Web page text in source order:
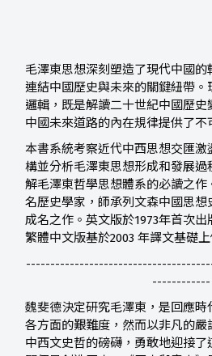
毛澤東思想深刻塑造了現代中國
連結中國歷史與未來的關鍵紐帶。
邏輯，既是解讀二十世紀中國歷
中國未來道路的內在規律提供了不
本書系統考察近代中西思想交匯
構並分析毛澤東思想形成和發展
解毛澤東哲學思想體系的必讀之
名歷史學家，師承列文森中國思
成名之作。英文版於1973年首次出
繁體中文版基於2003 年譯文基礎上
------------
魏斐德決定研究毛澤東，是回應時
各方面的艱難度，然而以非凡的
中西文史哲的磅礴，勇敢地迎接